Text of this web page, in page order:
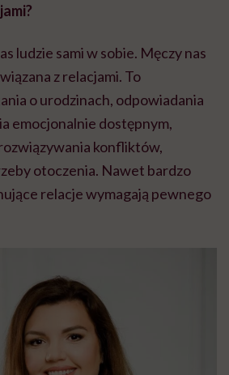
ludzie sami w sobie. Męczy nas
z relacjami. To
o urodzinach, odpowiadania
emocjonalnie dostępnym,
konfliktów,
otoczenia. Nawet bardzo
relacje wymagają pewnego